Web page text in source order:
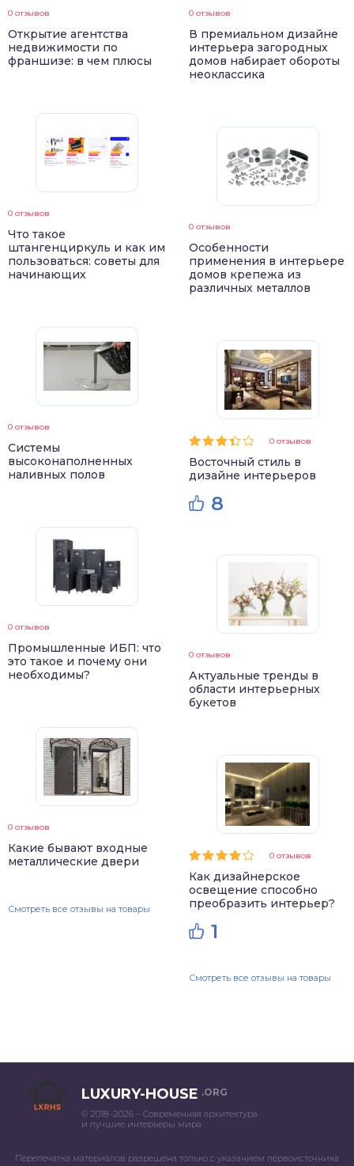
0 отзывов
Открытие агентства
недвижимости по
франшизе: в чем плюсы
0 отзывов
Что такое
штангенциркуль и как им
пользоваться: советы для
начинающих
0 отзывов
Системы
высоконаполненных
наливных полов
0 отзывов
Промышленные ИБП: что
это такое и почему они
необходимы?
0 отзывов
Какие бывают входные
металлические двери
Смотреть все отзывы на товары
0 отзывов
В премиальном дизайне
интерьера загородных
домов набирает обороты
неоклассика
0 отзывов
Особенности
применения в интерьере
домов крепежа из
различных металлов
0 отзывов
Восточный стиль в
дизайне интерьеров
8
0 отзывов
Актуальные тренды в
области интерьерных
букетов
0 отзывов
Как дизайнерское
освещение способно
преобразить интерьер?
1
Смотреть все отзывы на товары
LUXURY-HOUSE .ORG
© 2018–2026 – Современная архитектура
и лучшие интерьеры мира
Перепечатка материалов разрешена только с указанием первоисточника